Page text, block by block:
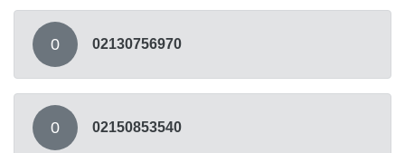
0 02130756970
0 02150853540